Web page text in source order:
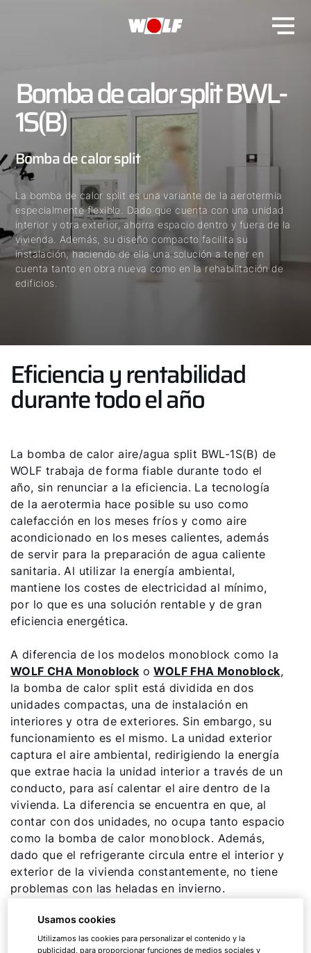
Bomba de calor split BWL-
1S(B)
Bomba de calor split
La bomba de calor split es una variante de la aerotermia
especialmente flexible. Dado que cuenta con una unidad
interior y otra exterior, ahorra espacio dentro y fuera de la
vivienda. Además, su diseño compacto facilita su
instalación, haciendo de ella una solución a tener en
cuenta tanto en obra nueva como en la rehabilitación de
edificios.
Eficiencia y rentabilidad
durante todo el año
La bomba de calor aire/agua split BWL-1S(B) de
WOLF trabaja de forma fiable durante todo el
año, sin renunciar a la eficiencia. La tecnología
de la aerotermia hace posible su uso como
calefacción en los meses fríos y como aire
acondicionado en los meses calientes, además
de servir para la preparación de agua caliente
sanitaria. Al utilizar la energía ambiental,
mantiene los costes de electricidad al mínimo,
por lo que es una solución rentable y de gran
eficiencia energética.
A diferencia de los modelos monoblock como la
WOLF CHA Monoblock oWOLF FHA Monoblock,
la bomba de calor split está dividida en dos
unidades compactas, una de instalación en
interiores y otra de exteriores. Sin embargo, su
funcionamiento es el mismo. La unidad exterior
captura el aire ambiental, redirigiendo la energía
que extrae hacia la unidad interior a través de un
conducto, para así calentar el aire dentro de la
vivienda. La diferencia se encuentra en que, al
contar con dos unidades, no ocupa tanto espacio
como la bomba de calor monoblock. Además,
dado que el refrigerante circula entre el interior y
exterior de la vivienda constantemente, no tiene
problemas con las heladas en invierno.
Aquí te contamos más acerca de las bombas de
calor.
Usamos cookies
Utilizamos las cookies para personalizar el contenido y la
publicidad, para proporcionar funciones de medios sociales y